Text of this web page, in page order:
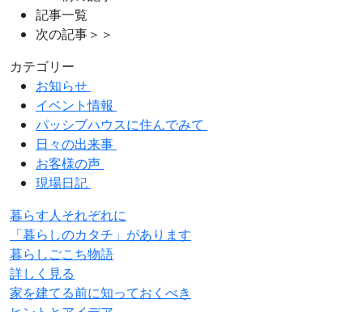
記事一覧
次の記事＞＞
カテゴリー
お知らせ
イベント情報
パッシブハウスに住んでみて
日々の出来事
お客様の声
現場日記
暮らす人それぞれに
「暮らしのカタチ」があります
暮らしごこち物語
詳しく見る
家を建てる前に知っておくべき